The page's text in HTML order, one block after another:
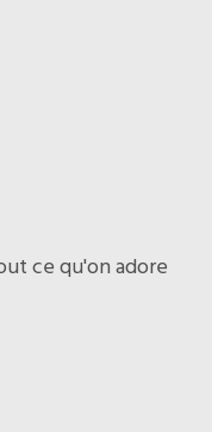
ce qu'on adore